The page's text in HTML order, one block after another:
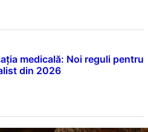
medicală: Noi reguli pentru
din 2026